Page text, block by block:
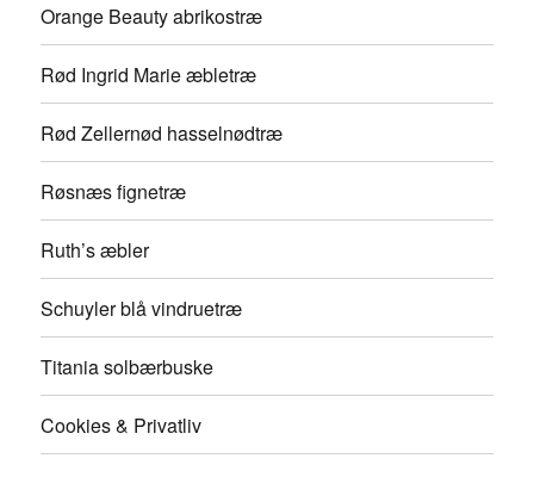
Orange Beauty abrikostræ
Rød Ingrid Marie æbletræ
Rød Zellernød hasselnødtræ
Røsnæs fignetræ
Ruth’s æbler
Schuyler blå vindruetræ
Titania solbærbuske
Cookies & Privatliv